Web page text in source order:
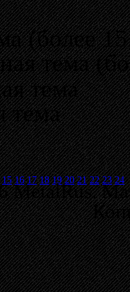
(более 15
тема
тема
тема
15 16 17 18 19 20 21 22 23 24
MetalRus.